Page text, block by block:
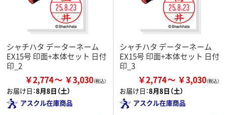
シャチハタ データーネーム
EX15号 印面+本体セット 日付
印_2
￥2,774 ￥3,030
お届け日：8月8日（土）
アスクル在庫商品
シャチハタ データーネーム
EX15号 印面+本体セット 日付
印_3
￥2,774 ￥3,030
お届け日：8月8日（土）
アスクル在庫商品